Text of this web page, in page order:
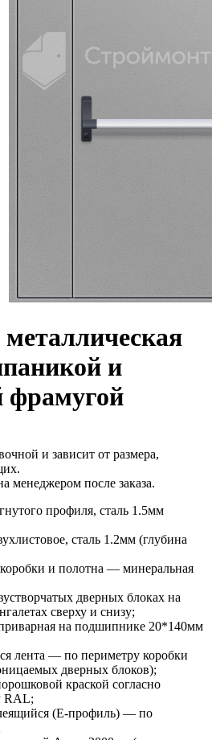
и
фрамугой
и зависит от размера,
менеджером после заказа.
профиля, сталь 1.5мм
сталь 1.2мм (глубина
и полотна — минеральная
дверных блоках на
сверху и снизу;
на подшипнике 20*140мм
лента — по периметру коробки
дверных блоков);
краской согласно
RAL;
(E-профиль) — по